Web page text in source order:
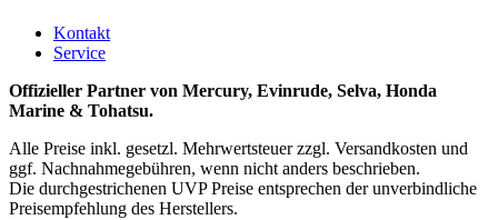
Kontakt
Service
Offizieller Partner von Mercury, Evinrude, Selva, Honda
Marine & Tohatsu.
Alle Preise inkl. gesetzl. Mehrwertsteuer zzgl. Versandkosten und
ggf. Nachnahmegebühren, wenn nicht anders beschrieben.
Die durchgestrichenen UVP Preise entsprechen der unverbindliche
Preisempfehlung des Herstellers.